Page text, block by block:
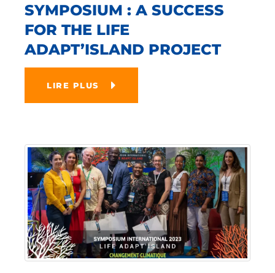
SYMPOSIUM : A SUCCESS
FOR THE LIFE
ADAPT’ISLAND PROJECT
LIRE PLUS